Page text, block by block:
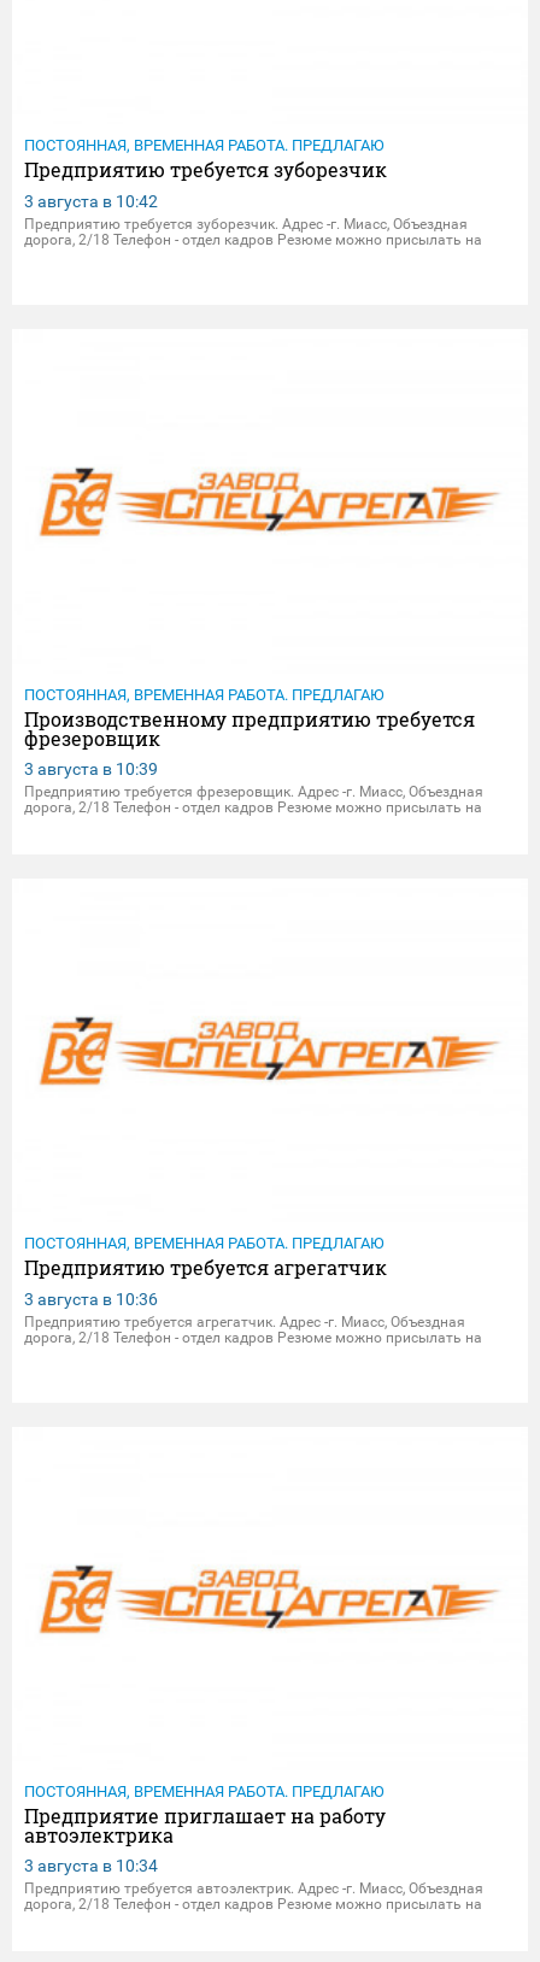
ПОСТОЯННАЯ, ВРЕМЕННАЯ РАБОТА. ПРЕДЛАГАЮ
Предприятию требуется зуборезчик
3 августа в 10:42
Предприятию требуется зуборезчик. Адрес -г. Миасс, Объездная
дорога, 2/18 Телефон - отдел кадров Резюме можно присылать на
ПОСТОЯННАЯ, ВРЕМЕННАЯ РАБОТА. ПРЕДЛАГАЮ
Производственному предприятию требуется
фрезеровщик
3 августа в 10:39
Предприятию требуется фрезеровщик. Адрес -г. Миасс, Объездная
дорога, 2/18 Телефон - отдел кадров Резюме можно присылать на
ПОСТОЯННАЯ, ВРЕМЕННАЯ РАБОТА. ПРЕДЛАГАЮ
Предприятию требуется агрегатчик
3 августа в 10:36
Предприятию требуется агрегатчик. Адрес -г. Миасс, Объездная
дорога, 2/18 Телефон - отдел кадров Резюме можно присылать на
ПОСТОЯННАЯ, ВРЕМЕННАЯ РАБОТА. ПРЕДЛАГАЮ
Предприятие приглашает на работу
автоэлектрика
3 августа в 10:34
Предприятию требуется автоэлектрик. Адрес -г. Миасс, Объездная
дорога, 2/18 Телефон - отдел кадров Резюме можно присылать на